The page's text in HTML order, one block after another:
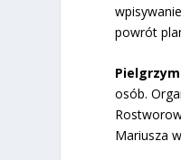
powrót
osób.
Mariusza